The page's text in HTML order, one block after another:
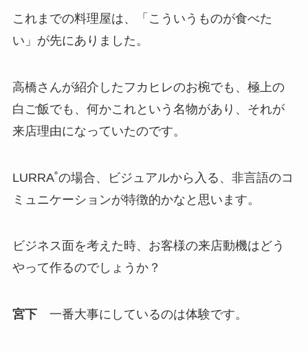
これまでの料理屋は、「こういうものが食べた
い」が先にありました。
高橋さんが紹介したフカヒレのお椀でも、極上の
白ご飯でも、何かこれという名物があり、それが
来店理由になっていたのです。
LURRA˚の場合、ビジュアルから入る、非言語のコ
ミュニケーションが特徴的かなと思います。
ビジネス面を考えた時、お客様の来店動機はどう
やって作るのでしょうか？
宮下一番大事にしているのは体験です。